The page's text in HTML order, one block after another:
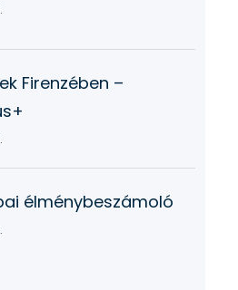
Firenzében –
élménybeszámoló